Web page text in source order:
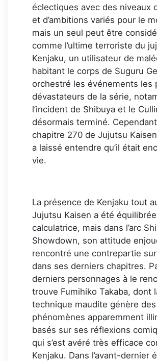
éclectiques avec des niveaux
et d’ambitions variés pour le
mais un seul peut être
comme l’ultime terroriste du
Kenjaku, un utilisateur de
habitant le corps de Suguru
orchestré les événements les
dévastateurs de la série,
l’incident de Shibuya et le
désormais terminé.
chapitre 270 de Jujutsu
a laissé entendre qu’il était
vie.
La présence de Kenjaku tout
Jujutsu Kaisen a été
calculatrice, mais dans l’arc
Showdown, son attitude
rencontré une contrepartie
dans ses derniers chapitres.
derniers personnages à le
trouve Fumihiko Takaba, dont
technique maudite génère des
phénomènes apparemment
basés sur ses réflexions
qui s’est avéré très efficace
Kenjaku. Dans l’avant-dernier